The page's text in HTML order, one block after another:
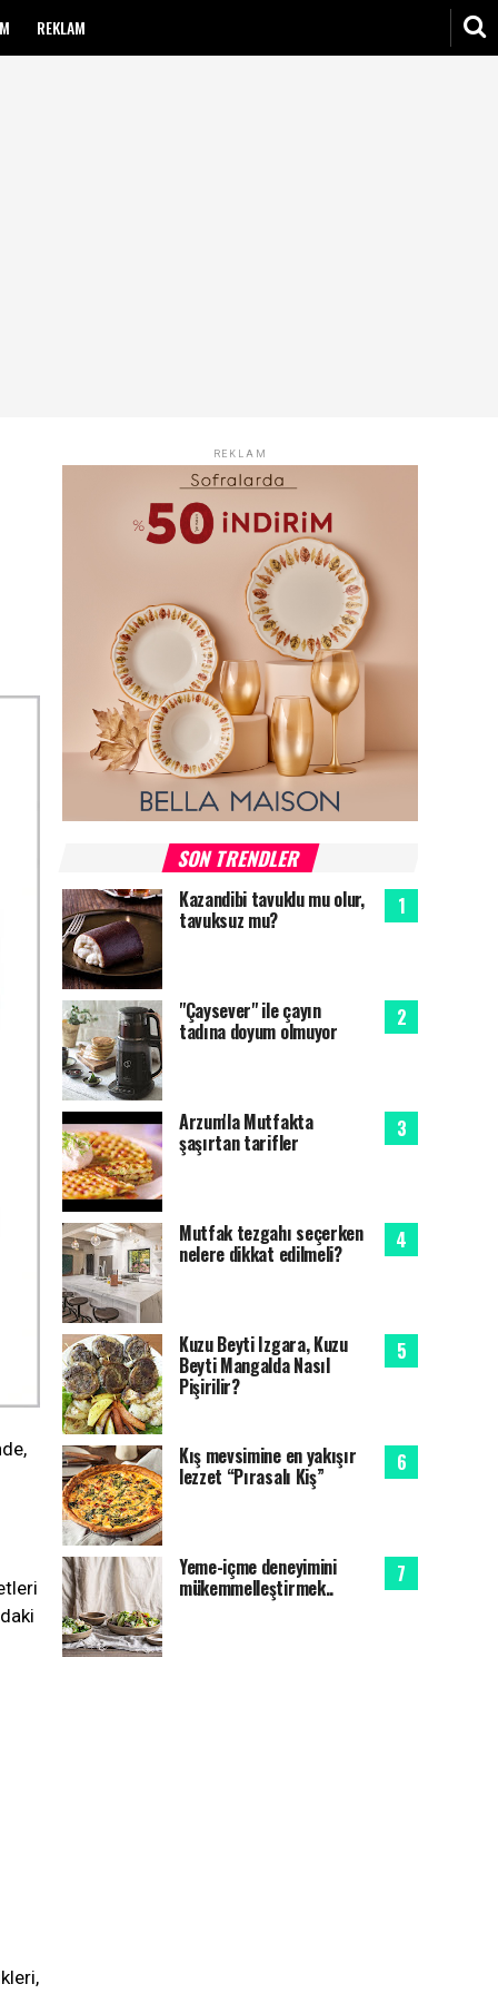
REKLAM
REKLAM
SON TRENDLER
Kazandibi tavuklu mu olur,
tavuksuz mu?
"Çaysever" ile çayın
tadına doyum olmuyor
Arzum'la Mutfakta
şaşırtan tarifler
Mutfak tezgahı seçerken
nelere dikkat edilmeli?
Kuzu Beyti Izgara, Kuzu
Beyti Mangalda Nasıl
Pişirilir?
Kış mevsimine en yakışır
lezzet “Pırasalı Kiş”
Yeme-içme deneyimini
mükemmelleştirmek..